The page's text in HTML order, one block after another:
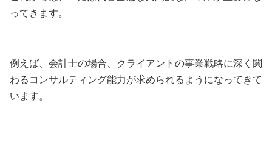
ってきます。
例えば、会計士の場合、クライアントの事業戦略に深く関
わるコンサルティング能力が求められるようになってきて
います。